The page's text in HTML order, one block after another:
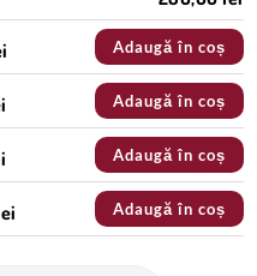
Adaugă în coș
Adaugă în coș
Adaugă în coș
Adaugă în coș